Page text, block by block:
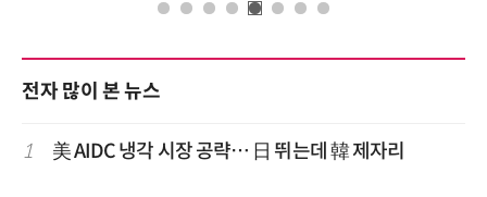
전자 많이 본 뉴스
1 美 AIDC 냉각 시장 공략… 日 뛰는데 韓 제자리